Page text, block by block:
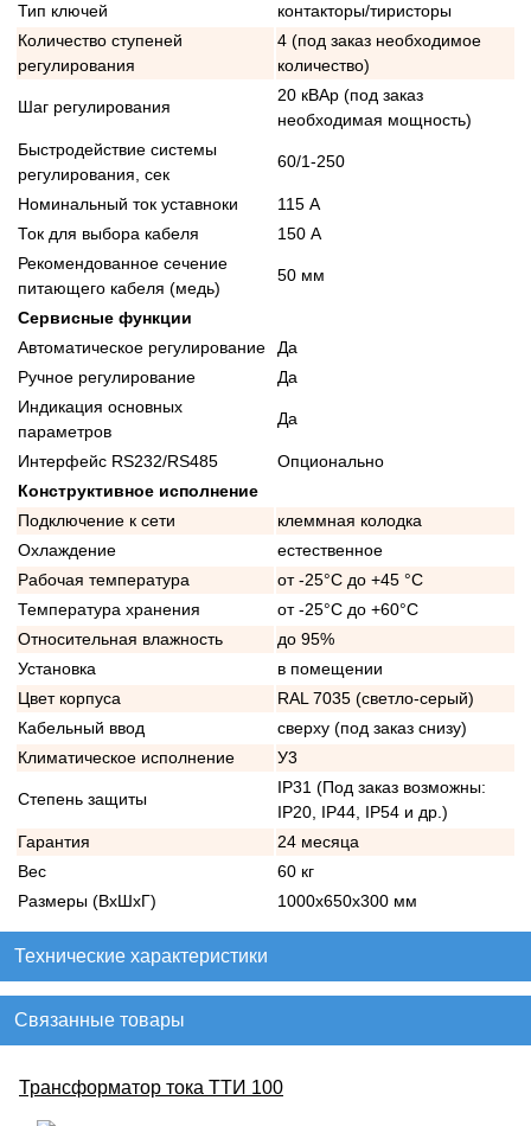
Тип ключей
контакторы/тиристоры
Количество ступеней
регулирования
4 (под заказ необходимое
количество)
Шаг регулирования
20 кВАр (под заказ
необходимая мощность)
Быстродействие системы
регулирования, сек
60/1-250
Номинальный ток уставноки
115 А
Ток для выбора кабеля
150 А
Рекомендованное сечение
питающего кабеля (медь)
50 мм
Сервисные функции
Автоматическое регулирование
Да
Ручное регулирование
Да
Индикация основных
параметров
Да
Интерфейс RS232/RS485
Опционально
Конструктивное исполнение
Подключение к сети
клеммная колодка
Охлаждение
естественное
Рабочая температура
от -25°C до +45 °C
Температура хранения
от -25°C до +60°C
Относительная влажность
до 95%
Установка
в помещении
Цвет корпуса
RAL 7035 (светло-серый)
Кабельный ввод
сверху (под заказ снизу)
Климатическое исполнение
У3
Степень защиты
IP31 (Под заказ возможны:
IP20, IP44, IP54 и др.)
Гарантия
24 месяца
Вес
60 кг
Размеры (ВхШхГ)
1000х650х300 мм
Технические характеристики
Связанные товары
Трансформатор тока ТТИ 100